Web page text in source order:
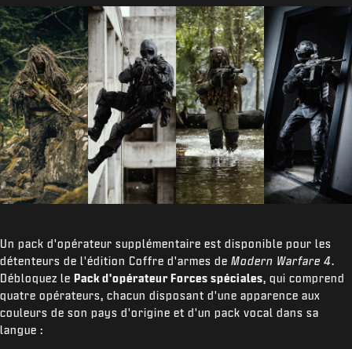
Un pack d'opérateur supplémentaire est disponible pour les
détenteurs de l'édition Coffre d'armes de Modern Warfare 4.
Débloquez le Pack d'opérateur Forces spéciales, qui comprend
quatre opérateurs, chacun disposant d'une apparence aux
couleurs de son pays d'origine et d'un pack vocal dans sa
langue :